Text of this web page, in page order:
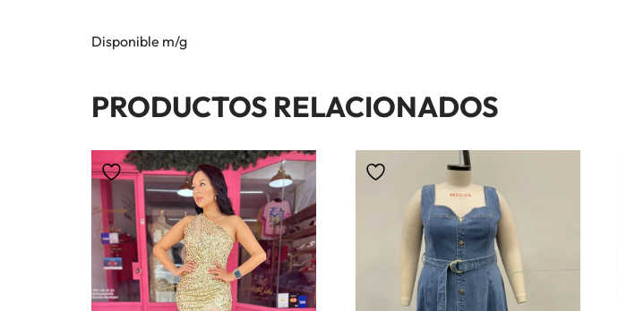
Disponible m/g
PRODUCTOS RELACIONADOS